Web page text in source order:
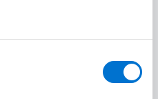
equipos. Su personal